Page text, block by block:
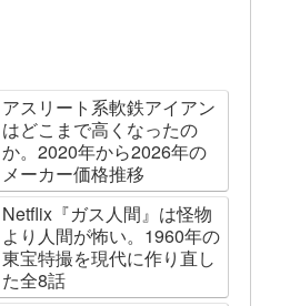
アスリート系軟鉄アイアン
はどこまで高くなったの
か。2020年から2026年の
メーカー価格推移
Netflix『ガス人間』は怪物
より人間が怖い。1960年の
東宝特撮を現代に作り直し
た全8話